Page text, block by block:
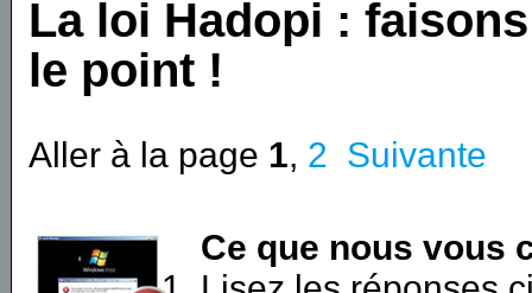
La loi Hadopi : faisons
le point !
Aller à la page 1, 2 Suivante
Ce que nous vous